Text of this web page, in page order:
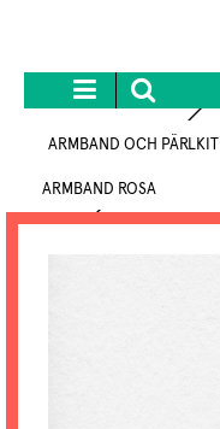
ARMBAND OCH PÄRLKIT
ARMBAND ROSA